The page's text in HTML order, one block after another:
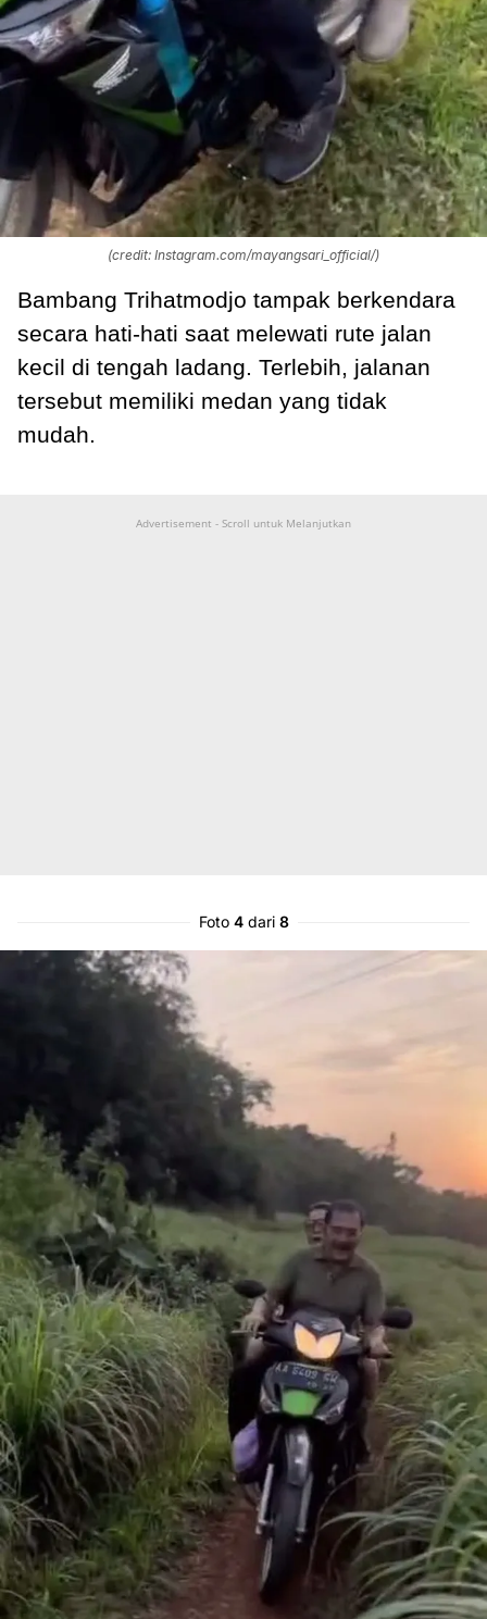
(credit: Instagram.com/mayangsari_official/)
Bambang Trihatmodjo tampak berkendara
secara hati-hati saat melewati rute jalan
kecil di tengah ladang. Terlebih, jalanan
tersebut memiliki medan yang tidak
mudah.
Advertisement - Scroll untuk Melanjutkan
Foto 4dari 8